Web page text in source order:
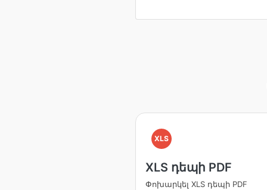
XLS
XLS դեպի PDF
Փոխարկել XLS դեպի PDF